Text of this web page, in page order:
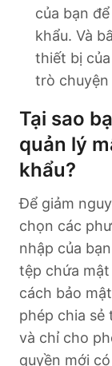
của bạn
khẩu. Và
thiết bị
trò chuyện
Tại sao
quản lý
khẩu?
Để giảm
chọn các
nhập của
tệp chứa
cách bảo
phép chia
và chỉ cho
quyền mới